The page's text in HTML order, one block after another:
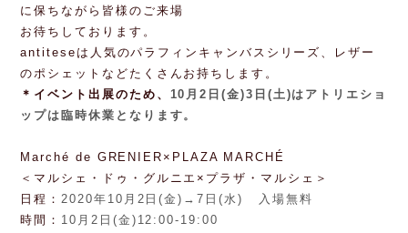
に保ちながら皆様のご来場
お待ちしております。
antiteseは人気のパラフィンキャンバスシリーズ、レザー
のポシェットなどたくさんお持ちします。
＊イベント出展のため、 10月2日(金)3日(土)はアトリエショ
ップは臨時休業となります。
Marché de GRENIER×PLAZA MARCHÉ
＜マルシェ・ドゥ・グルニエ×プラザ・マルシェ＞
日程：2020年10月2日(金)→7日(水) 入場無料
時間： 10月2日(金) 12:00-19:00